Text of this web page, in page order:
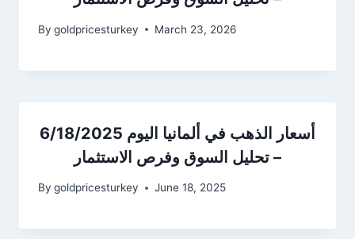
By goldpricesturkey March 23, 2026
أسعار الذهب في ألمانيا اليوم 6/18/2025
– تحليل السوق وفرص الاستثمار
By goldpricesturkey June 18, 2025